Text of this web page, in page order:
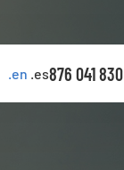
.en .es876 041 830